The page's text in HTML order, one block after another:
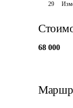
29
68 000